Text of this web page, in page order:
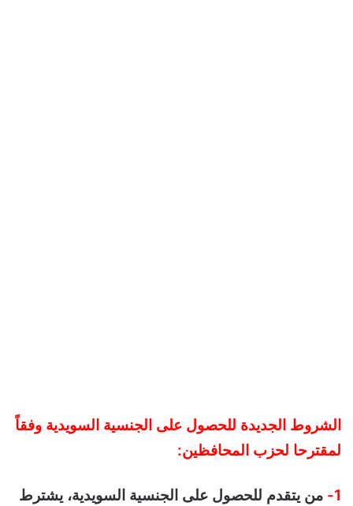
الشروط الجديدة للحصول على الجنسية السويدية وفقاً
لمقترحا لحزب المحافظين:
1-
من يتقدم للحصول على الجنسية السويدية، يشترط